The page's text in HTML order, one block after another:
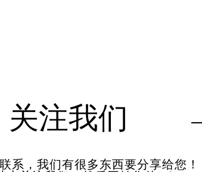
​关注我们
系，我们有很多东西要分享给您！